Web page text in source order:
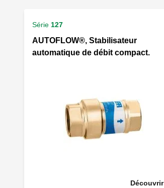
Série 127
AUTOFLOW®, Stabilisateur
automatique de débit compact.
Découvrir